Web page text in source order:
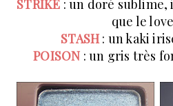
STRIKE : un doré
que le
STASH: un kaki
POISON : un gris très